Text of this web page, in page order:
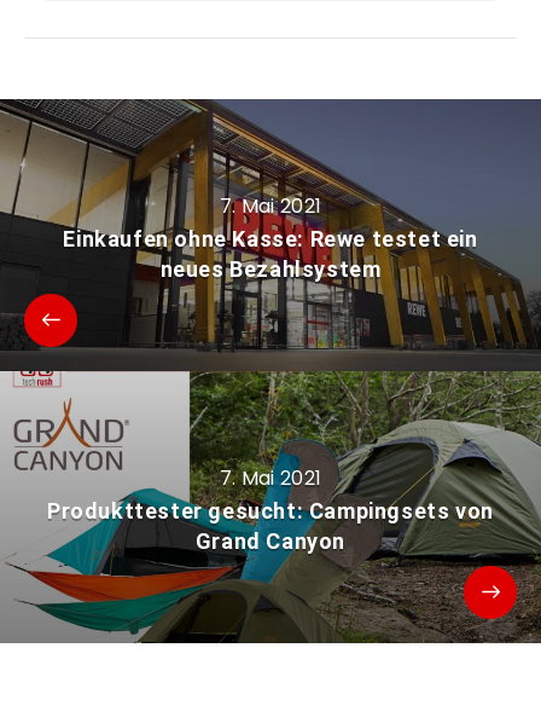
7. Mai 2021
Einkaufen ohne Kasse: Rewe testet ein
neues Bezahlsystem
7. Mai 2021
Produkttester gesucht: Campingsets von
Grand Canyon